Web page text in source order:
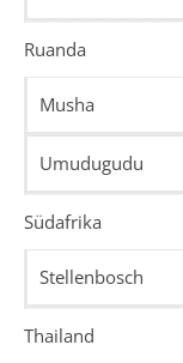
Ruanda
Musha
Umudugudu
Südafrika
Stellenbosch
Thailand